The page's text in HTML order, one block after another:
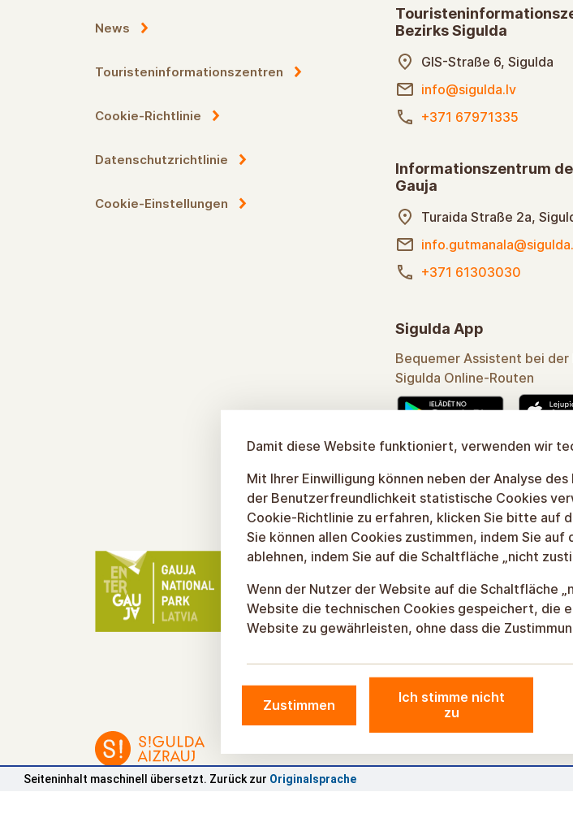
News
Touristeninformationszentren
Cookie-Richtlinie
Datenschutzrichtlinie
Cookie-Einstellungen
Bezirks Sigulda
GIS-Straße 6, Sigulda
info@sigulda.lv
+371 67971335
Informationszentrum
Gauja
Turaida Straße 2a,
+371 61303030
Sigulda App
Bequemer Assistent bei der
Sigulda Online-Routen
Mehr erfahren
Damit diese Website funktioniert, verwenden wir
Mit Ihrer Einwilligung können neben der Analyse
der Benutzerfreundlichkeit statistische Cookies
Cookie-Richtlinie zu erfahren, klicken Sie bitte auf
Sie können allen Cookies zustimmen, indem Sie
ablehnen, indem Sie auf die Schaltfläche „nicht
Wenn der Nutzer der Website auf die Schaltfläche
Website die technischen Cookies gespeichert, die
Website zu gewährleisten, ohne dass die
Zustimmen
Ich stimme nicht
zu
Seiteninhalt maschinell übersetzt. Zurück zur Originalsprache